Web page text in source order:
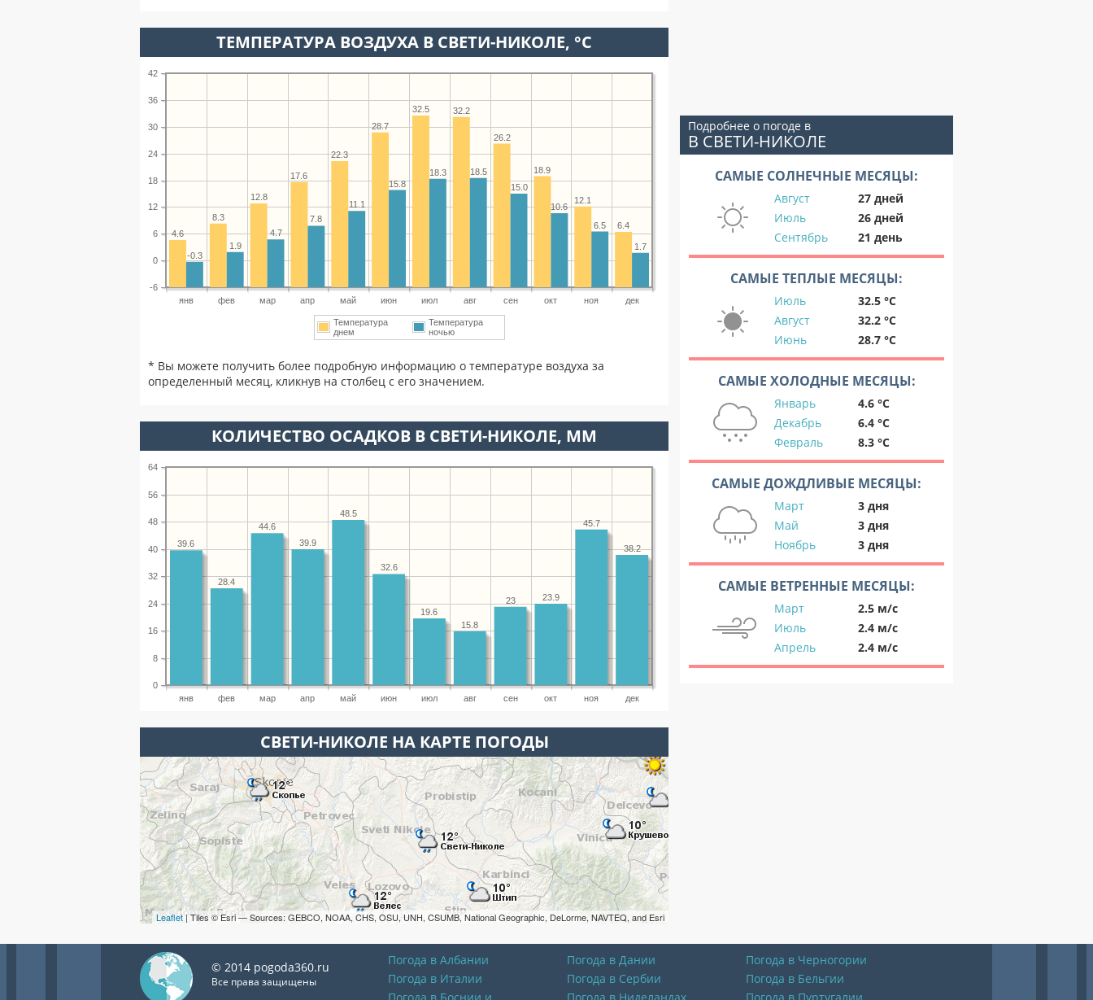
ТЕМПЕРАТУРА ВОЗДУХА В СВЕТИ-НИКОЛЕ, °C
янв фев мар апр май июн июл авг сен окт ноя дек
-6
0
6
12
18
24
30
36
42
6.4
12.1
18.9
26.2
32.2
32.5
28.7
22.3
17.6
12.8
8.3
4.6
1.7
6.5
10.6
15.0
18.5
18.3
15.8
11.1
7.8
4.7
1.9
-0.3
Температура
днем
Температура
ночью
* Вы можете получить более подробную информацию о температуре воздуха за
определенный месяц, кликнув на столбец с его значением.
КОЛИЧЕСТВО ОСАДКОВ В СВЕТИ-НИКОЛЕ, ММ
янв фев мар апр май июн июл авг сен окт ноя дек
0
8
16
24
32
40
48
56
64
38.2
45.7
23.9
23
15.8
19.6
32.6
48.5
39.9
44.6
28.4
39.6
СВЕТИ-НИКОЛЕ НА КАРТЕ ПОГОДЫ
Leaflet | Tiles © Esri — Sources: GEBCO, NOAA, CHS, OSU, UNH, CSUMB, National Geographic, DeLorme, NAVTEQ, and Esri
Подробнее о погоде в
В СВЕТИ-НИКОЛЕ
САМЫЕ СОЛНЕЧНЫЕ МЕСЯЦЫ:
Август
27 дней
Июль
26 дней
Сентябрь
21 день
САМЫЕ ТЕПЛЫЕ МЕСЯЦЫ:
Июль
32.5 °C
Август
32.2 °C
Июнь
28.7 °C
САМЫЕ ХОЛОДНЫЕ МЕСЯЦЫ:
Январь
4.6 °C
Декабрь
6.4 °C
Февраль
8.3 °C
САМЫЕ ДОЖДЛИВЫЕ МЕСЯЦЫ:
Март
3 дня
Май
3 дня
Ноябрь
3 дня
САМЫЕ ВЕТРЕННЫЕ МЕСЯЦЫ:
Март
2.5 м/с
Июль
2.4 м/с
Апрель
2.4 м/с
© 2014 pogoda360.ru
Все права защищены
Погода в Албании Погода в Дании
Погода в Черногории
Погода в Италии
Погода в Сербии
Погода в Бельгии